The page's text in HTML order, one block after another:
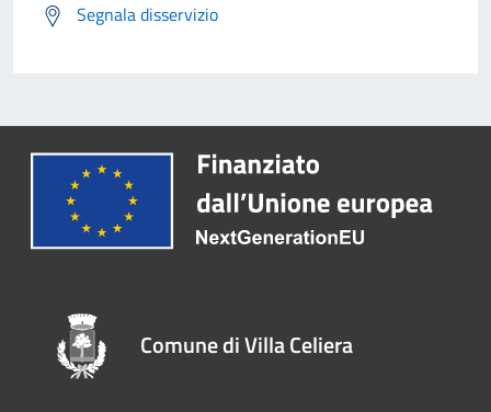
Segnala disservizio
Comune di Villa Celiera